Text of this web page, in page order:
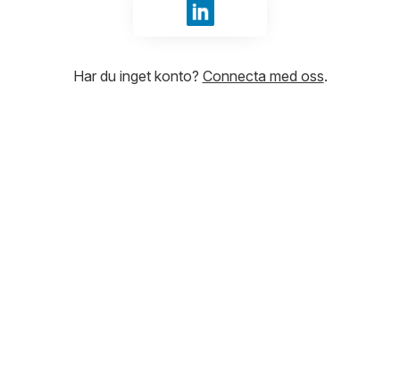
Logga in med LinkedIn
Har du inget konto? Connecta med oss.